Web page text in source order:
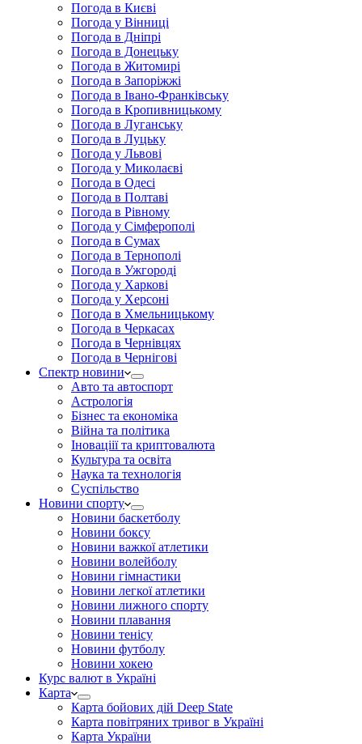
Погода в Києві
Погода у Вінниці
Погода в Дніпрі
Погода в Донецьку
Погода в Житомирі
Погода в Запоріжжі
Погода в Івано-Франківську
Погода в Кропивницькому
Погода в Луганську
Погода в Луцьку
Погода у Львові
Погода у Миколаєві
Погода в Одесі
Погода в Полтаві
Погода в Рівному
Погода у Сімферополі
Погода в Сумах
Погода в Тернополі
Погода в Ужгороді
Погода у Харкові
Погода у Херсоні
Погода в Хмельницькому
Погода в Черкасах
Погода в Чернівцях
Погода в Чернігові
Спектр новини
Авто та автоспорт
Астрологія
Бізнес та економіка
Війна та політика
Іноваціії та криптовалюта
Культура та освіта
Наука та технологія
Суспільство
Новини спорту
Новини баскетболу
Новини боксу
Новини важкої атлетики
Новини волейболу
Новини гімнастики
Новини легкої атлетики
Новини лижного спорту
Новини плавання
Новини тенісу
Новини футболу
Новини хокею
Курс валют в Україні
Карта
Карта бойових дій Deep State
Карта повітряних тривог в Україні
Карта України